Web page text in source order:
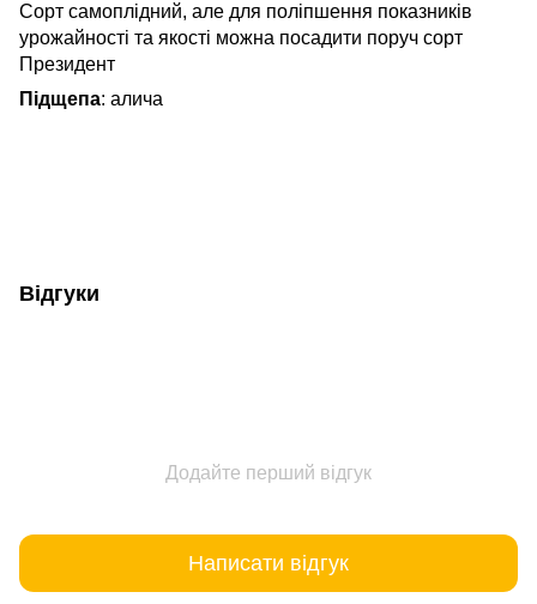
Сорт самоплідний, але для поліпшення показників
урожайності та якості можна посадити поруч сорт
Президент
Підщепа: алича
Відгуки
Додайте перший відгук
Написати відгук